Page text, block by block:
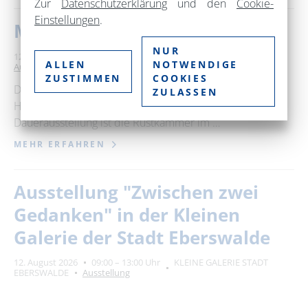
Museum im Steintor
12. August 2026 09:00 – 17:00 Uhr
Museum im Steintor
Ausstellung
Das Museum im Steintor wurde 1882 als das "erste
Hussitenmuseum" der Welt eröffnet. Kern der
Dauerausstellung ist die Rüstkammer im …
MEHR ERFAHREN
Ausstellung "Zwischen zwei
Gedanken" in der Kleinen
Galerie der Stadt Eberswalde
12. August 2026 09:00 – 13:00 Uhr
KLEINE GALERIE STADT
EBERSWALDE
Ausstellung
Zur Datenschutzerklärung und den Cookie-
Einstellungen.
ALLEN
ZUSTIMMEN
NUR
NOTWENDIGE
COOKIES
ZULASSEN